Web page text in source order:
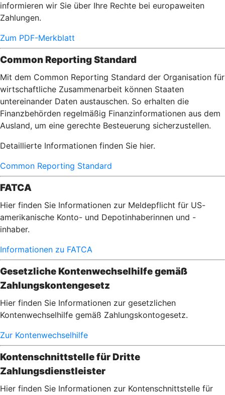
informieren wir Sie über Ihre Rechte bei europaweiten
Zahlungen.
Zum PDF-Merkblatt
Common Reporting Standard
Mit dem Common Reporting Standard der Organisation für
wirtschaftliche Zusammenarbeit können Staaten
untereinander Daten austauschen. So erhalten die
Finanzbehörden regelmäßig Finanzinformationen aus dem
Ausland, um eine gerechte Besteuerung sicherzustellen.
Detaillierte Informationen finden Sie hier.
Common Reporting Standard
FATCA
Hier finden Sie Informationen zur Meldepflicht für US-
amerikanische Konto- und Depotinhaberinnen und -
inhaber.
Informationen zu FATCA
Gesetzliche Kontenwechselhilfe gemäß
Zahlungskontengesetz
Hier finden Sie Informationen zur gesetzlichen
Kontenwechselhilfe gemäß Zahlungskontogesetz.
Zur Kontenwechselhilfe
Kontenschnittstelle für Dritte
Zahlungsdienstleister
Hier finden Sie Informationen zur Kontenschnittstelle für